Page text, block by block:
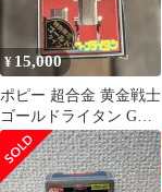
¥ 15,000
ポピー 超合金 黄金戦士
ゴールドライタン GB-
38